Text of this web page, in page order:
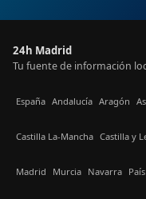
24h Madrid
Tu fuente de información
España Andalucía Aragón
Castilla La-Mancha Castilla y
Madrid Murcia Navarra